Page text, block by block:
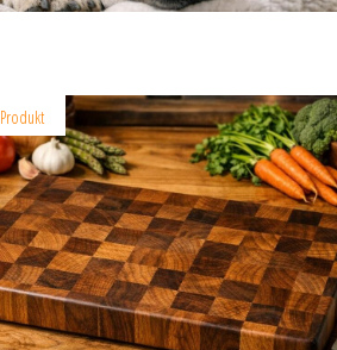
Produkt